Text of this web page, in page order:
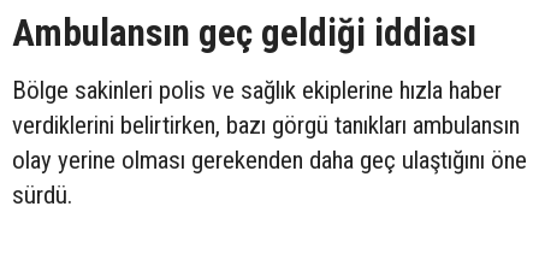
Ambulansın geç geldiği iddiası
Bölge sakinleri polis ve sağlık ekiplerine hızla haber
verdiklerini belirtirken, bazı görgü tanıkları ambulansın
olay yerine olması gerekenden daha geç ulaştığını öne
sürdü.